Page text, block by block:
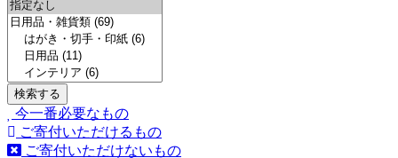
今一番必要なもの
ご寄付いただけるもの
ご寄付いただけないもの